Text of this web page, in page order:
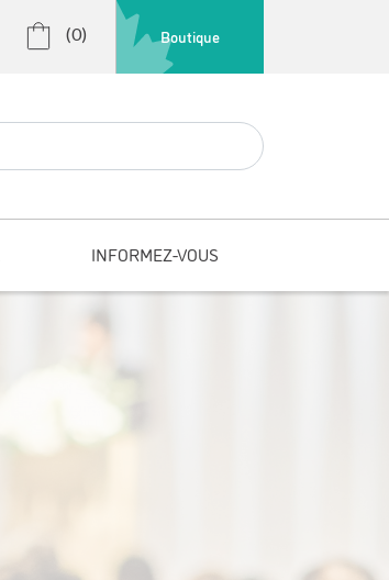
(0) Boutique
INFORMEZ-VOUS